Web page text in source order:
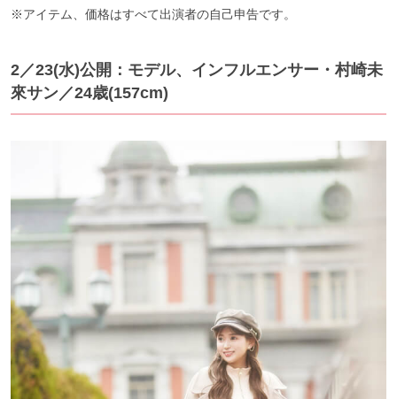
※アイテム、価格はすべて出演者の自己申告です。
2／23(水)公開：モデル、インフルエンサー・村崎未
來サン／24歳(157cm)